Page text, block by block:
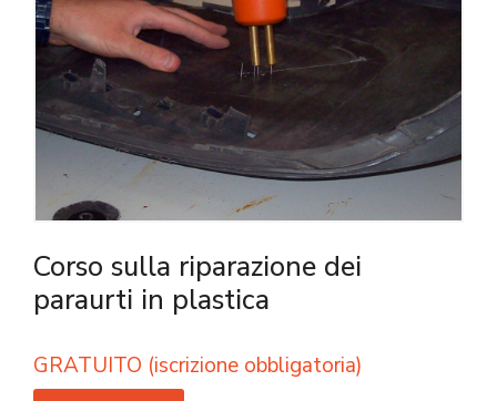
Corso sulla riparazione dei
paraurti in plastica
GRATUITO (iscrizione obbligatoria)